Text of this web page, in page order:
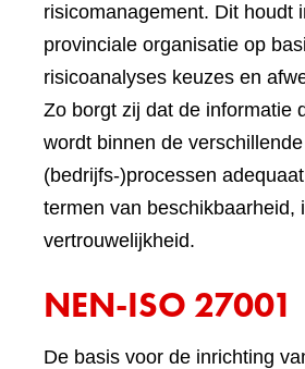
risicomanagement. Dit houdt
provinciale organisatie op
risicoanalyses keuzes en
Zo borgt zij dat de informatie
wordt binnen de
(bedrijfs-)processen
termen van beschikbaarheid,
vertrouwelijkheid.
NEN-ISO 27001
De basis voor de inrichting